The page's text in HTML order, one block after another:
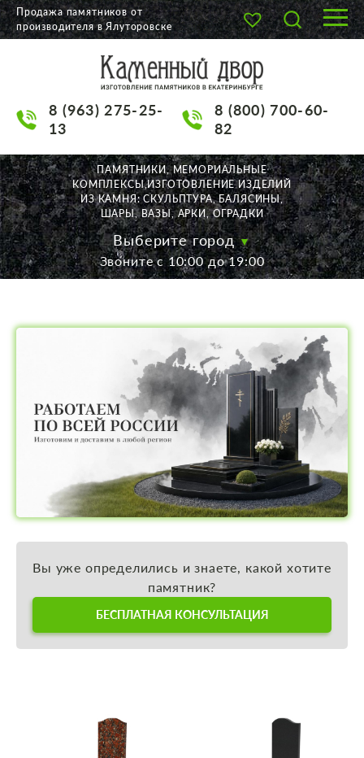
О КОМПАНИИ
НАШИ РАБОТЫ
АКЦИИ
ДОСТАВКА
КОНТАКТЫ
K2532513@yandex.ru
Пн. — Пт. с 10:00 до 19:00
Суббота с 11:00 до 17:00
Воскресенье по договор.
Продажа памятников от
производителя в Ялуторовске
8 (963) 275-25-
13
8 (800) 700-60-
82
ПАМЯТНИКИ, МЕМОРИАЛЬНЫЕ
КОМПЛЕКСЫ,ИЗГОТОВЛЕНИЕ ИЗДЕЛИЙ
ИЗ КАМНЯ: СКУЛЬПТУРА, БАЛЯСИНЫ,
ШАРЫ, ВАЗЫ, АРКИ, ОГРАДКИ
Выберите город
Звоните с 10:00 до 19:00
Вы уже определились и знаете, какой хотите
памятник?
БЕСПЛАТНАЯ КОНСУЛЬТАЦИЯ